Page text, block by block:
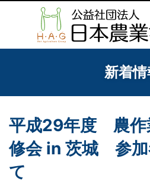
新着情
平成29年度 農作
修会 in 茨城 参加
て